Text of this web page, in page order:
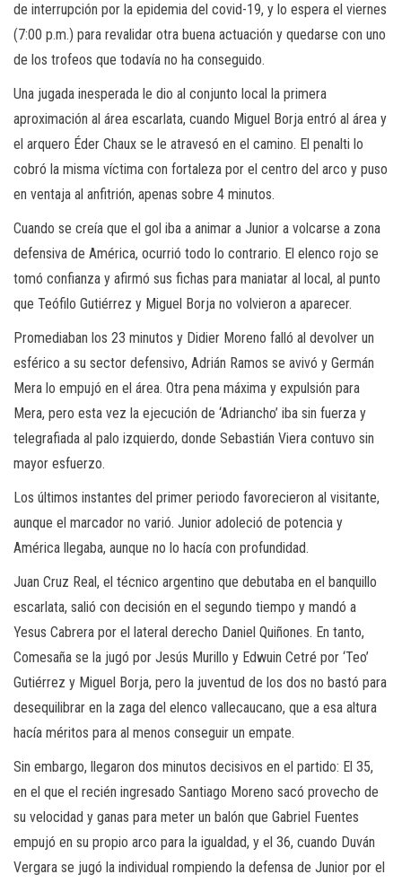
de interrupción por la epidemia del covid-19, y lo espera el viernes
(7:00 p.m.) para revalidar otra buena actuación y quedarse con uno
de los trofeos que todavía no ha conseguido.
Una jugada inesperada le dio al conjunto local la primera
aproximación al área escarlata, cuando Miguel Borja entró al área y
el arquero Éder Chaux se le atravesó en el camino. El penalti lo
cobró la misma víctima con fortaleza por el centro del arco y puso
en ventaja al anfitrión, apenas sobre 4 minutos.
Cuando se creía que el gol iba a animar a Junior a volcarse a zona
defensiva de América, ocurrió todo lo contrario. El elenco rojo se
tomó confianza y afirmó sus fichas para maniatar al local, al punto
que Teófilo Gutiérrez y Miguel Borja no volvieron a aparecer.
Promediaban los 23 minutos y Didier Moreno falló al devolver un
esférico a su sector defensivo, Adrián Ramos se avivó y Germán
Mera lo empujó en el área. Otra pena máxima y expulsión para
Mera, pero esta vez la ejecución de ‘Adriancho’ iba sin fuerza y
telegrafiada al palo izquierdo, donde Sebastián Viera contuvo sin
mayor esfuerzo.
Los últimos instantes del primer periodo favorecieron al visitante,
aunque el marcador no varió. Junior adoleció de potencia y
América llegaba, aunque no lo hacía con profundidad.
Juan Cruz Real, el técnico argentino que debutaba en el banquillo
escarlata, salió con decisión en el segundo tiempo y mandó a
Yesus Cabrera por el lateral derecho Daniel Quiñones. En tanto,
Comesaña se la jugó por Jesús Murillo y Edwuin Cetré por ‘Teo’
Gutiérrez y Miguel Borja, pero la juventud de los dos no bastó para
desequilibrar en la zaga del elenco vallecaucano, que a esa altura
hacía méritos para al menos conseguir un empate.
Sin embargo, llegaron dos minutos decisivos en el partido: El 35,
en el que el recién ingresado Santiago Moreno sacó provecho de
su velocidad y ganas para meter un balón que Gabriel Fuentes
empujó en su propio arco para la igualdad, y el 36, cuando Duván
Vergara se jugó la individual rompiendo la defensa de Junior por el